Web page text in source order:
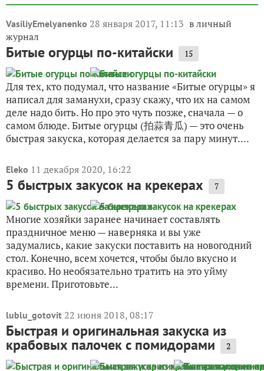
VasiliyEmelyanenko 28 января 2017, 11:13 в личный
журнал
Битые огурцы по-китайски 15
Для тех, кто подумал, что название «Битые огурцы» я
написал для заманухи, сразу скажу, что их на самом
деле надо бить. Но про это чуть позже, сначала — о
самом блюде. Битые огурцы (拍蒜青瓜) — это очень
быстрая закуска, которая делается за пару минут....
Eleko 11 декабря 2020, 16:22
5 быстрых закусок на крекерах 7
Многие хозяйки заранее начинает составлять
праздничное меню — наверняка и вы уже
задумались, какие закуски поставить на новогодний
стол. Конечно, всем хочется, чтобы было вкусно и
красиво. Но необязательно тратить на это уйму
времени. Приготовьте...
lublu_gotovit 22 июня 2018, 08:17
Быстрая и оригинальная закуска из
крабовых палочек с помидорами 2